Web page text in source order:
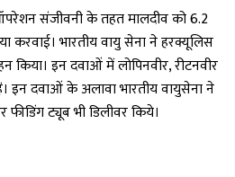
संजीवनी के तहत मालदीव को 6.2
करवाई। भारतीय वायु सेना ने हरक्यूलिस
किया। इन दवाओं में लोपिनवीर, रीटनवीर
इन दवाओं के अलावा भारतीय वायुसेना ने
ट्यूब भी डिलीवर किये।